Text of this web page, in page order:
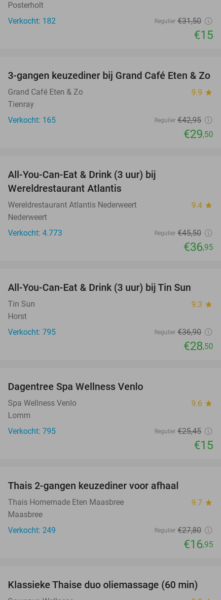
Posterholt
Verkocht: 182
Regulier €31,50
€15
31%
3-gangen keuzediner bij Grand Café Eten & Zo
Grand Café Eten & Zo 9.9 star
Tienray
Verkocht: 165
Regulier €42,95
€29,50
All-You-Can-Eat & Drink (3 uur) bij
Wereldrestaurant Atlantis
Wereldrestaurant Atlantis Nederweert 9.4 star
Nederweert
Verkocht: 4.773
Regulier €45,50
€36,95
All-You-Can-Eat & Drink (3 uur) bij Tin Sun
Tin Sun 9.3 star
Horst
Verkocht: 795
Regulier €36,90
€28,50
Dagentree Spa Wellness Venlo
Spa Wellness Venlo 9.6 star
Lomm
Verkocht: 795
Regulier €25,45
€15
Thais 2-gangen keuzediner voor afhaal
Thais Homemade Eten Maasbree 9.7 star
Maasbree
Verkocht: 249
Regulier €27,80
€16,95
20%
Klassieke Thaise duo oliemassage (60 min)